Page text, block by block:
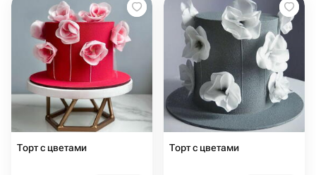
Торт с цветами Торт с цветами